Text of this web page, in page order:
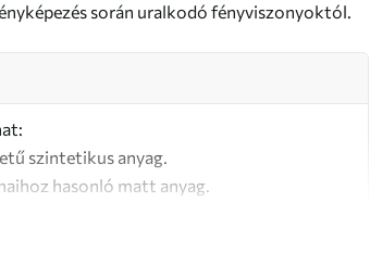
során uralkodó fényviszonyoktól.
szintetikus anyag.
hasonló matt anyag.